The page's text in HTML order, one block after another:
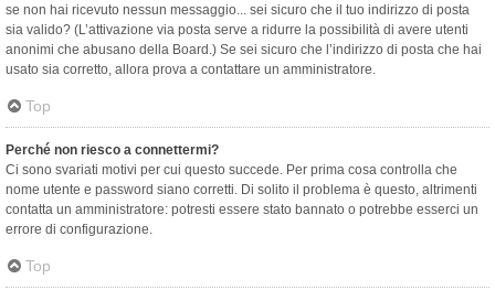
se non hai ricevuto nessun messaggio... sei sicuro che il tuo indirizzo di posta
sia valido? (L’attivazione via posta serve a ridurre la possibilità di avere utenti
anonimi che abusano della Board.) Se sei sicuro che l’indirizzo di posta che hai
usato sia corretto, allora prova a contattare un amministratore.
Top
Perché non riesco a connettermi?
Ci sono svariati motivi per cui questo succede. Per prima cosa controlla che
nome utente e password siano corretti. Di solito il problema è questo, altrimenti
contatta un amministratore: potresti essere stato bannato o potrebbe esserci un
errore di configurazione.
Top